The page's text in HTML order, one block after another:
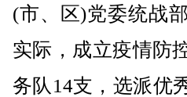
(市、区)党委统战
实际，成立疫情防
务队14支，选派优